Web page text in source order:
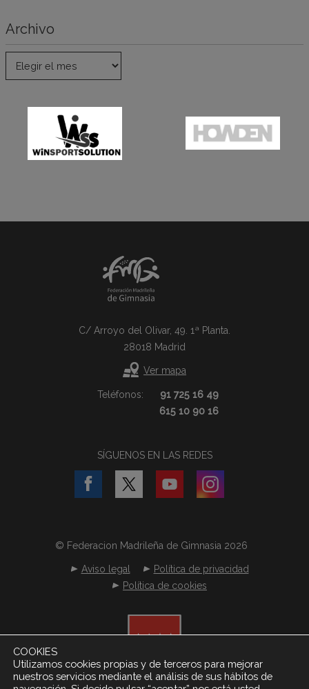
Archivo
C/ Arroyo del Olivar, 49. 1ª Planta.
28018 Madrid
Ver mapa
Teléfonos:
91 725 16 49
615 10 90 16
SÍGUENOS EN LAS REDES
© Federacion Madrileña de Gimnasia 2026
Aviso legal
Política de privacidad
Política de cookies
COOKIES
Utilizamos cookies propias y de terceros para mejorar
nuestros servicios mediante el análisis de sus hábitos de